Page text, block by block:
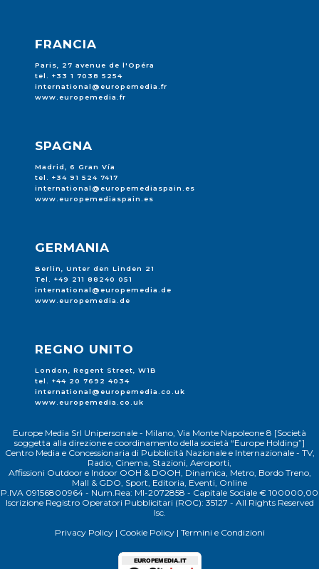
FRANCIA
Paris, 27 avenue de l'Opéra
tel. +33 1 7038 5254
international@europemedia.fr
www.europemedia.fr
SPAGNA
Madrid, 6 Gran Vía
tel. +34 91 524 7417
international@europemediaspain.es
www.europemediaspain.es
GERMANIA
Berlin, Unter den Linden 21
Tel. +49 211 88240 051
international@europemedia.de
www.europemedia.de
REGNO UNITO
London, Regent Street, W1B
tel. +44 20 7692 4034
international@europemedia.co.uk
www.europemedia.co.uk
Europe Media Srl Unipersonale - Milano, Via Monte Napoleone 8 [Società
soggetta alla direzione e coordinamento della società “Europe Holding”]
Centro Media e Concessionaria di Pubblicità Nazionale e Internazionale - TV,
Radio, Cinema, Stazioni, Aeroporti,
Affissioni Outdoor e Indoor OOH & DOOH, Dinamica, Metro, Bordo Treno,
Mall & GDO, Sport, Editoria, Eventi, Online
P.IVA 09156800964 - Num.Rea: MI-2072858 - Capitale Sociale € 100000,00
Iscrizione Registro Operatori Pubblicitari (ROC): 35127 - All Rights Reserved
Isc.
Privacy Policy| Cookie Policy| Termini e Condizioni